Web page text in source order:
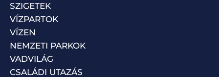
SZIGETEK
VÍZPARTOK
VÍZEN
NEMZETI PARKOK
VADVILÁG
CSALÁDI UTAZÁS